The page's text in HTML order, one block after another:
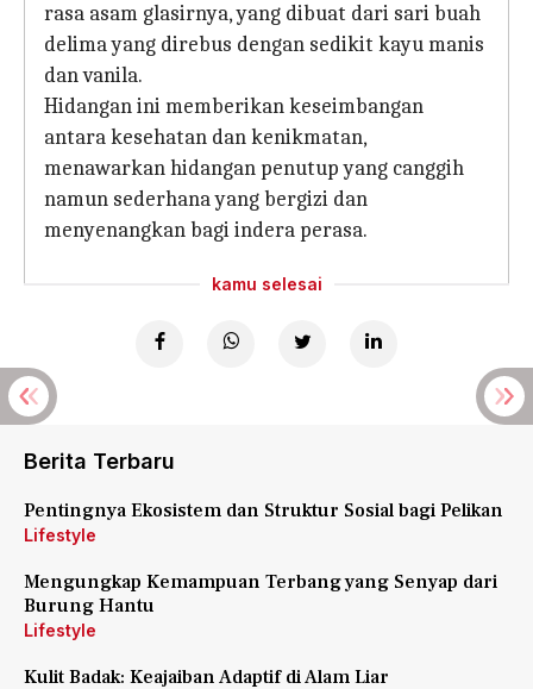
rasa asam glasirnya, yang dibuat dari sari buah
delima yang direbus dengan sedikit kayu manis
dan vanila.
Hidangan ini memberikan keseimbangan
antara kesehatan dan kenikmatan,
menawarkan hidangan penutup yang canggih
namun sederhana yang bergizi dan
menyenangkan bagi indera perasa.
kamu selesai
Berita Terbaru
Pentingnya Ekosistem dan Struktur Sosial bagi Pelikan
Lifestyle
Mengungkap Kemampuan Terbang yang Senyap dari
Burung Hantu
Lifestyle
Kulit Badak: Keajaiban Adaptif di Alam Liar